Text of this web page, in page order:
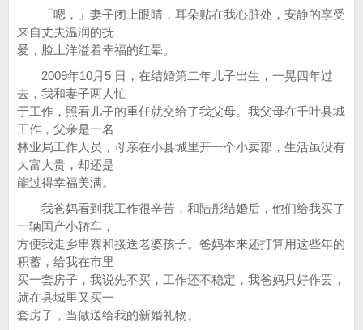
「嗯，」妻子闭上眼睛，耳朵贴在我心脏处，安静的享受
来自丈夫温润的抚
爱，脸上洋溢着幸福的红晕。
2009年10月5 日，在结婚第二年儿子出生，一晃四年过
去，我和妻子两人忙
于工作，照看儿子的重任就交给了我父母。我父母在千叶县城
工作，父亲是一名
林业局工作人员，母亲在小县城里开一个小卖部，生活虽没有
大富大贵，却还是
能过得幸福美满。
我爸妈看到我工作很辛苦，和陆彤结婚后，他们给我买了
一辆国产小轿车，
方便我走乡串寨和接送老婆孩子。爸妈本来还打算用这些年的
积蓄，给我在市里
买一套房子，我说先不买，工作还不稳定，我爸妈只好作罢，
就在县城里又买一
套房子，当做送给我的新婚礼物。